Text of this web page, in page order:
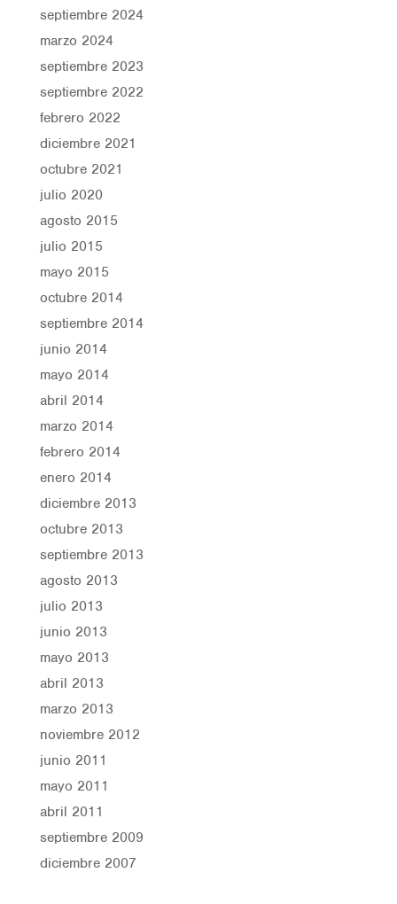
septiembre 2024
marzo 2024
septiembre 2023
septiembre 2022
febrero 2022
diciembre 2021
octubre 2021
julio 2020
agosto 2015
julio 2015
mayo 2015
octubre 2014
septiembre 2014
junio 2014
mayo 2014
abril 2014
marzo 2014
febrero 2014
enero 2014
diciembre 2013
octubre 2013
septiembre 2013
agosto 2013
julio 2013
junio 2013
mayo 2013
abril 2013
marzo 2013
noviembre 2012
junio 2011
mayo 2011
abril 2011
septiembre 2009
diciembre 2007